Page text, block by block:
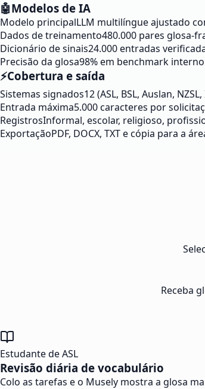
🤖Modelos de IA
Modelo principalLLM multilíngue ajustado
Dados de treinamento480.000 pares glosa-
Dicionário de sinais24.000 entradas
Precisão da glosa98% em benchmark
⚡Cobertura e saída
Sistemas signados12 (ASL, BSL, Auslan, NZSL,
Entrada máxima5.000 caracteres por
RegistrosInformal, escolar, religioso,
ExportaçãoPDF, DOCX, TXT e cópia para a
Receba
Estudante de ASL
Revisão diária de vocabulário
Colo as tarefas e o Musely mostra a glosa